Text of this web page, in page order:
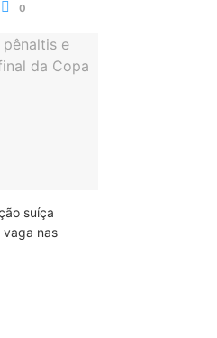
0
suíça
nas